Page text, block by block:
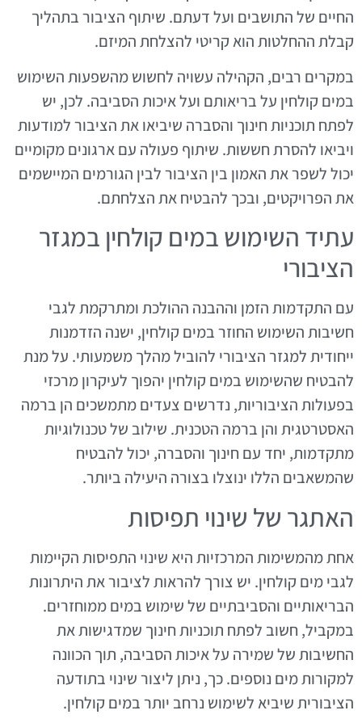
החיים של התושבים ועל דעתם. שיתוף הציבור בתהליך
קבלת ההחלטות הוא קריטי להצלחת המיזם.
במקרים רבים, הקהילה עשויה לחשוש מהשפעות השימוש
במים קולחין על בריאותם ועל איכות הסביבה. לכן, יש
לפתח תוכניות חינוך והסברה שיביאו את הציבור למודעות
ויביאו להסרת חששות. שיתוף פעולה עם ארגונים מקומיים
יכול לשפר את האמון בין הציבור לבין הגורמים המיישמים
את הפרויקטים, ובכך להבטיח את הצלחתם.
עתיד השימוש במים קולחין במגזר
הציבורי
עם התקדמות הזמן וההבנה ההולכת ומתרקמת לגבי
חשיבות השימוש החוזר במים קולחין, ישנה הזדמנות
ייחודית למגזר הציבורי להוביל מהלך משמעותי. על מנת
להבטיח שהשימוש במים קולחין יהפוך לעיקרון מרכזי
בפעולות הציבוריות, נדרשים צעדים מתמשכים הן ברמה
האסטרטגית והן ברמה הטכנית. שילוב של טכנולוגיות
מתקדמות, יחד עם חינוך והסברה, יכול להבטיח
שהמשאבים הללו ינוצלו בצורה היעילה ביותר.
האתגר של שינוי תפיסות
אחת מהמשימות המרכזיות היא שינוי התפיסות הקיימות
לגבי מים קולחין. יש צורך להראות לציבור את היתרונות
הבריאותיים והסביבתיים של שימוש במים ממוחזרים.
במקביל, חשוב לפתח תוכניות חינוך שמדגישות את
החשיבות של שמירה על איכות הסביבה, תוך הכוונה
למקורות מים נוספים. כך, ניתן ליצור שינוי בתודעה
הציבורית שיביא לשימוש נרחב יותר במים קולחין.